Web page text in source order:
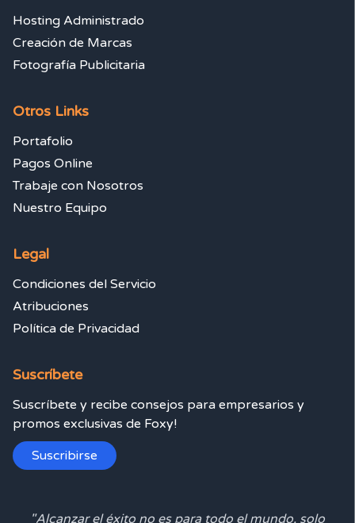
Hosting Administrado
Creación de Marcas
Fotografía Publicitaria
Otros Links
Portafolio
Pagos Online
Trabaje con Nosotros
Nuestro Equipo
Legal
Condiciones del Servicio
Atribuciones
Política de Privacidad
Suscríbete
Suscríbete y recibe consejos para empresarios y
promos exclusivas de Foxy!
Suscribirse
"Alcanzar el éxito no es para todo el mundo, solo